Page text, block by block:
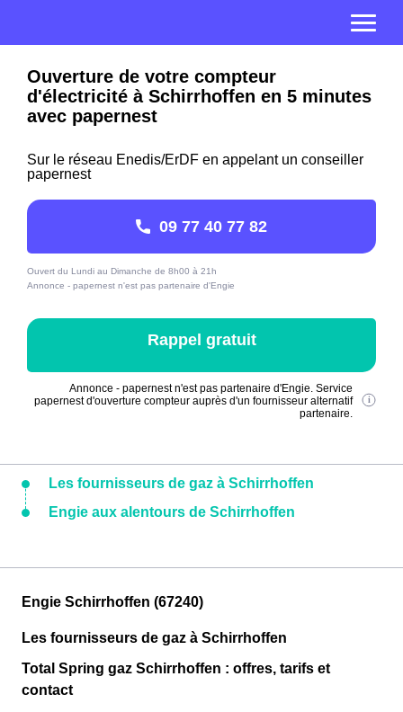
Ouverture de votre compteur
d'électricité à Schirrhoffen en 5 minutes
avec papernest
Sur le réseau Enedis/ErDF en appelant un conseiller
papernest
09 77 40 77 82
Ouvert du Lundi au Dimanche de 8h00 à 21h
Annonce - papernest n'est pas partenaire d'Engie
Rappel gratuit
Annonce - papernest n'est pas partenaire d'Engie. Service
papernest d'ouverture compteur auprès d'un fournisseur alternatif
partenaire.
Les fournisseurs de gaz à Schirrhoffen
Engie aux alentours de Schirrhoffen
Engie Schirrhoffen (67240)
Les fournisseurs de gaz à Schirrhoffen
Total Spring gaz Schirrhoffen : offres, tarifs et
contact